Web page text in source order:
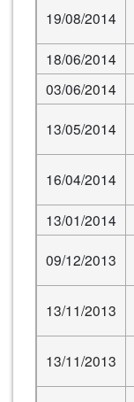
19/08/2014
18/06/2014
03/06/2014
13/05/2014
16/04/2014
13/01/2014
09/12/2013
13/11/2013
13/11/2013